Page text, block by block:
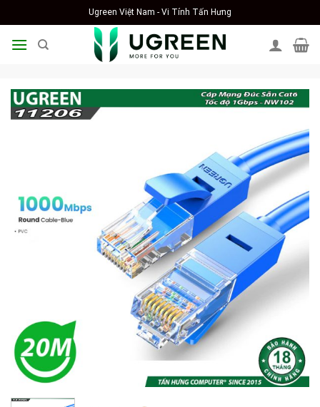
to
content
Ugreen Việt Nam - Vi Tính Tấn Hưng